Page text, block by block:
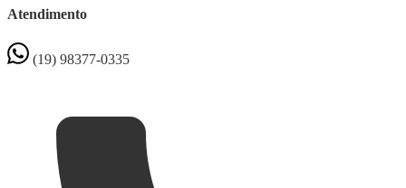
Atendimento
(19) 98377-0335